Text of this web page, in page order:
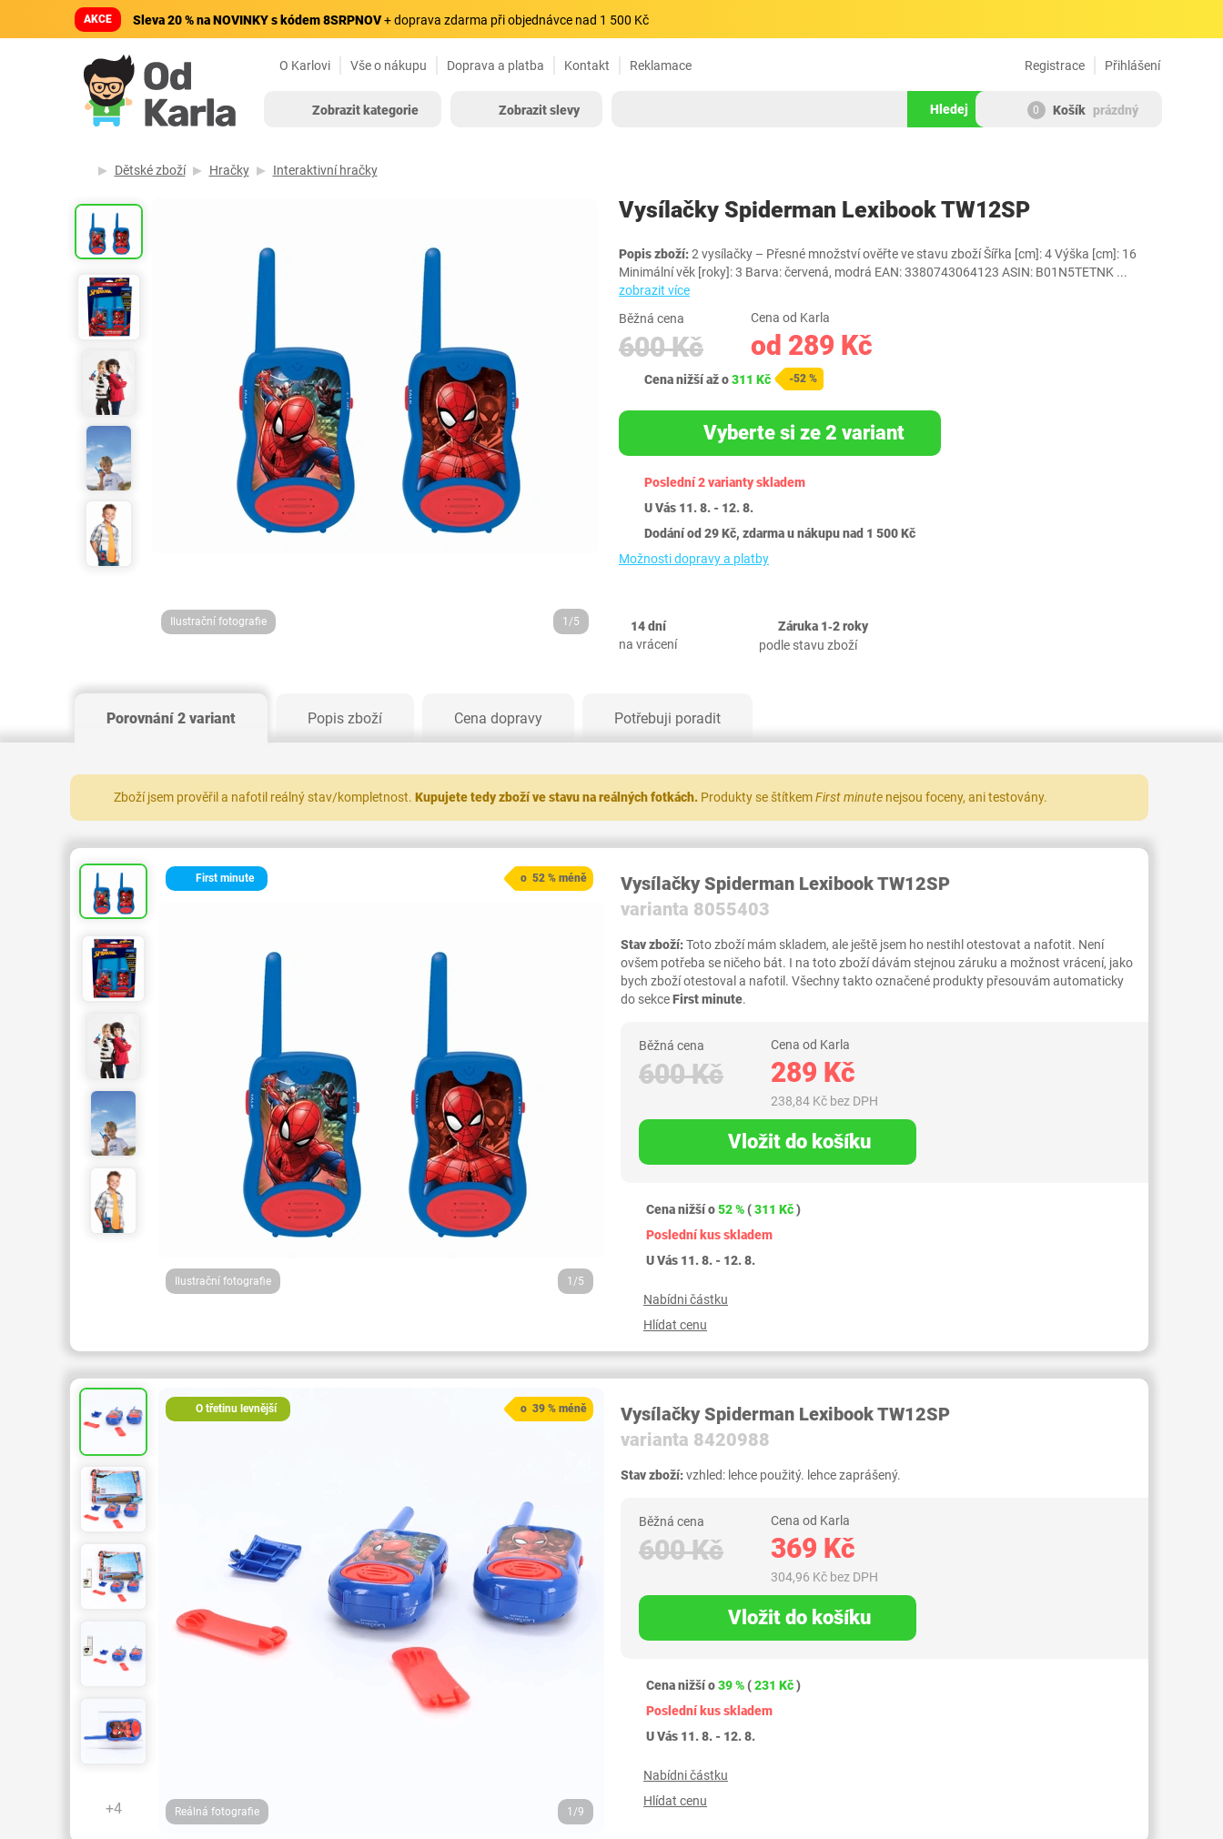
AKCE Sleva 20 % na NOVINKY s kódem 8SRPNOV+ doprava zdarma při objednávce nad 1 500 Kč
O Karlovi Vše o nákupu Doprava a platba Kontakt Reklamace Přihlášení
Registrace
Zobrazit kategorie Zobrazit slevy Hledej 0 Košík prázdný
Dětské zboží Hračky Interaktivní hračky
Ilustrační fotografie 1/5
Vysílačky Spiderman Lexibook TW12SP
Popis zboží:2 vysílačky – Přesné množství ověřte ve stavu zboží Šířka [cm]: 4 Výška [cm]: 16
Minimální věk [roky]: 3 Barva: červená, modrá EAN: 3380743064123 ASIN: B01N5TETNK ...
zobrazit více
Běžná cena
600 Kč
Cena od Karla
od 289 Kč
Cena nižší až o311 Kč -52 %
Vyberte si ze 2 variant
Poslední 2 varianty skladem
U Vás 11. 8. - 12. 8.
Dodání od 29 Kč, zdarma u nákupu nad 1 500 Kč
Možnosti dopravy a platby
14 dní
na vrácení
Záruka 1‐2 roky
podle stavu zboží
Porovnání 2 variant Popis zboží Cena dopravy Potřebuji poradit
Zboží jsem prověřil a nafotil reálný stav/kompletnost. Kupujete tedy zboží ve stavu na reálných fotkách. Produkty se štítkemFirst minute nejsou foceny, ani testovány.
First minute
Ilustrační fotografie 1/5
o 52 % méně
Vysílačky Spiderman Lexibook TW12SP
varianta 8055403
Stav zboží:Toto zboží mám skladem, ale ještě jsem ho nestihl otestovat a nafotit. Není
ovšem potřeba se ničeho bát. I na toto zboží dávám stejnou záruku a možnost vrácení, jako
bych zboží otestoval a nafotil. Všechny takto označené produkty přesouvám automaticky
do sekceFirst minute.
Běžná cena
600 Kč
Cena od Karla
289 Kč
238,84 Kč bez DPH
Vložit do košíku
Cena nižší o52 % (311 Kč)
Poslední kus skladem
U Vás 11. 8. - 12. 8.
Nabídni částku
Hlídat cenu
+4
O třetinu levnější
Reálná fotografie 1/9
o 39 % méně
Vysílačky Spiderman Lexibook TW12SP
varianta 8420988
Stav zboží:vzhled: lehce použitý. lehce zaprášený.
Běžná cena
600 Kč
Cena od Karla
369 Kč
304,96 Kč bez DPH
Vložit do košíku
Cena nižší o39 % (231 Kč)
Poslední kus skladem
U Vás 11. 8. - 12. 8.
Nabídni částku
Hlídat cenu